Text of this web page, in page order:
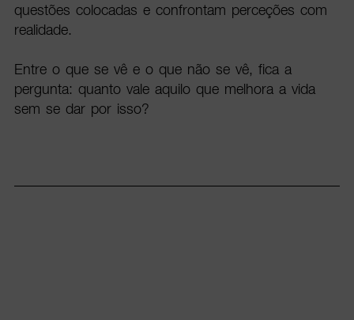
questões colocadas e confrontam perceções com
realidade.
Entre o que se vê e o que não se vê, fica a
pergunta: quanto vale aquilo que melhora a vida
sem se dar por isso?